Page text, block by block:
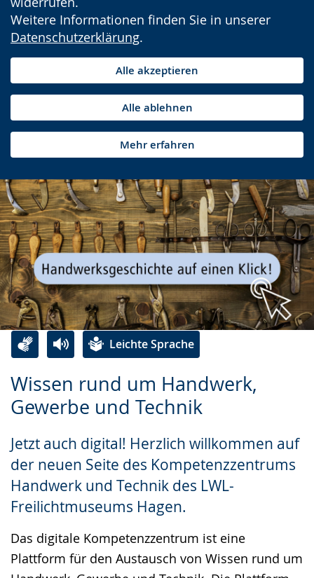
Weitere Informationen finden Sie in unserer
Datenschutzerklärung.
Alle akzeptieren
Alle ablehnen
Mehr erfahren
Wissen rund um Handwerk,
Gewerbe und Technik
Jetzt auch digital! Herzlich willkommen auf
der neuen Seite des Kompetenzzentrums
Handwerk und Technik des LWL-
Freilichtmuseums Hagen.
Das digitale Kompetenzzentrum ist eine
Plattform für den Austausch von Wissen rund um
Leichte Sprache
Leichten
Sprache
Audio-
Unterstützung.
Video
in
Gebärdensprache
wird
angezeigt.